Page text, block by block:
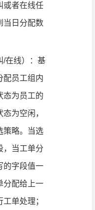
或者在线任
当日分配数
/在线）：基
配员工组内
态为员工的
为空闲，
策略。当选
，当工单分
的字段值一
分配给上一
单处理；